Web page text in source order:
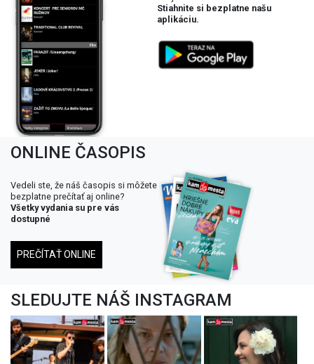
Stiahnite si bezplatne našu
aplikáciu.
ONLINE ČASOPIS
Vedeli ste, že náš časopis si môžete
bezplatne prečítať aj online?
Všetky vydania su pre vás
dostupné
PREČÍTAŤ ONLINE
SLEDUJTE NÁŠ INSTAGRAM